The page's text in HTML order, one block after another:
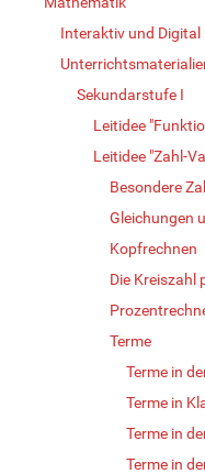
Interaktiv und Digital
Sekundarstufe I
Leitidee
Leitidee "Zahl-
Besondere
Gleichungen
Kopfrechnen
Die Kreiszahl
Terme
Terme in
Terme in
Terme in
Terme in